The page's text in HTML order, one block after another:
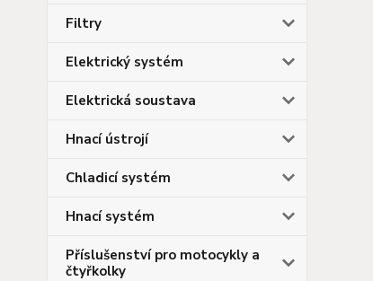
Filtry
Elektrický systém
Elektrická soustava
Hnací ústrojí
Chladicí systém
Hnací systém
Příslušenství pro motocykly a
čtyřkolky